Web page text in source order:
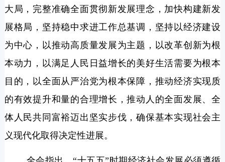
大局，完整准确全面贯彻新发展理念，加快构建新发
展格局，坚持稳中求进工作总基调，坚持以经济建设
为中心，以推动高质量发展为主题，以改革创新为根
本动力，以满足人民日益增长的美好生活需要为根本
目的，以全面从严治党为根本保障，推动经济实现质
的有效提升和量的合理增长，推动人的全面发展、全
体人民共同富裕迈出坚实步伐，确保基本实现社会主
义现代化取得决定性进展。